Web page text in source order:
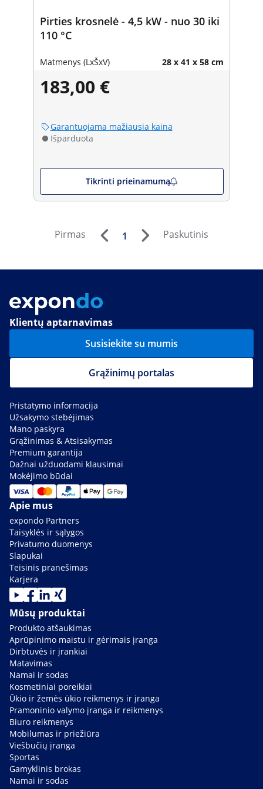
Pirties krosnelė - 4,5 kW - nuo 30 iki
110 °C
Matmenys (LxŠxV) 28 x 41 x 58 cm
183,00 €
Garantuojama mažiausia kaina
Išparduota
Tikrinti prieinamumą
Pirmas 1 Paskutinis
Klientų aptarnavimas
Susisiekite su mumis
Grąžinimų portalas
Pristatymo informacija
Užsakymo stebėjimas
Mano paskyra
Grąžinimas & Atsisakymas
Premium garantija
Dažnai užduodami klausimai
Mokėjimo būdai
Apie mus
expondo Partners
Taisyklės ir sąlygos
Privatumo duomenys
Slapukai
Teisinis pranešimas
Karjera
Mūsų produktai
Produkto atšaukimas
Aprūpinimo maistu ir gėrimais įranga
Dirbtuvės ir įrankiai
Matavimas
Namai ir sodas
Kosmetiniai poreikiai
Ūkio ir žemės ūkio reikmenys ir įranga
Pramoninio valymo įranga ir reikmenys
Biuro reikmenys
Mobilumas ir priežiūra
Viešbučių įranga
Sportas
Gamyklinis brokas
Namai ir sodas